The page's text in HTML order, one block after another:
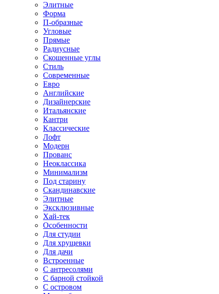
Элитные
Форма
П-образные
Угловые
Прямые
Радиусные
Скошенные углы
Стиль
Современные
Евро
Английские
Дизайнерские
Итальянские
Кантри
Классические
Лофт
Модерн
Прованс
Неоклассика
Минимализм
Под старину
Скандинавские
Элитные
Эксклюзивные
Хай-тек
Особенности
Для студии
Для хрущевки
Для дачи
Встроенные
С антресолями
С барной стойкой
С островом